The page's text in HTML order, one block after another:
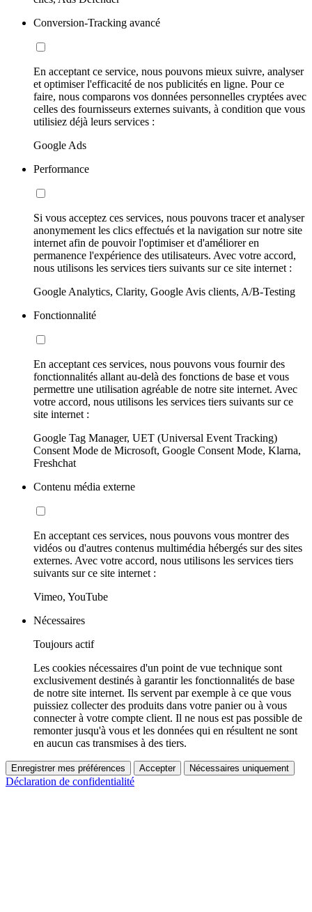
Conversion-Tracking avancé
En acceptant ce service, nous pouvons mieux suivre, analyser
et optimiser l'efficacité de nos publicités en ligne. Pour ce
faire, nous comparons vos données personnelles cryptées avec
celles des fournisseurs externes suivants, à condition que vous
utilisiez déjà leurs services :
Google Ads
Performance
Si vous acceptez ces services, nous pouvons tracer et analyser
anonymement les clics effectués et la navigation sur notre site
internet afin de pouvoir l'optimiser et d'améliorer en
permanence l'expérience des utilisateurs. Avec votre accord,
nous utilisons les services tiers suivants sur ce site internet :
Google Analytics, Clarity, Google Avis clients, A/B-Testing
Fonctionnalité
En acceptant ces services, nous pouvons vous fournir des
fonctionnalités allant au-delà des fonctions de base et vous
permettre une utilisation agréable de notre site internet. Avec
votre accord, nous utilisons les services tiers suivants sur ce
site internet :
Google Tag Manager, UET (Universal Event Tracking)
Consent Mode de Microsoft, Google Consent Mode, Klarna,
Freshchat
Contenu média externe
En acceptant ces services, nous pouvons vous montrer des
vidéos ou d'autres contenus multimédia hébergés sur des sites
externes. Avec votre accord, nous utilisons les services tiers
suivants sur ce site internet :
Vimeo, YouTube
Nécessaires
Toujours actif
Les cookies nécessaires d'un point de vue technique sont
exclusivement destinés à garantir les fonctionnalités de base
de notre site internet. Ils servent par exemple à ce que vous
puissiez collecter des produits dans votre panier ou à vous
connecter à votre compte client. Il ne nous est pas possible de
remonter jusqu'à vous et les données qui en résultent ne sont
en aucun cas transmises à des tiers.
Enregistrer mes préférences Accepter Nécessaires uniquement
Déclaration de confidentialité